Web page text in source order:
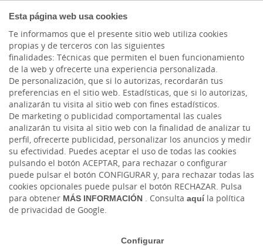
Esta página web usa cookies
Te informamos que el presente sitio web utiliza cookies
propias y de terceros con las siguientes
finalidades: Técnicas que permiten el buen funcionamiento
de la web y ofrecerte una experiencia personalizada.
De personalización, que si lo autorizas, recordarán tus
preferencias en el sitio web. Estadísticas, que si lo autorizas,
analizarán tu visita al sitio web con fines estadísticos.
De marketing o publicidad comportamental las cuales
analizarán tu visita al sitio web con la finalidad de analizar tu
perfil, ofrecerte publicidad, personalizar los anuncios y medir
su efectividad. Puedes aceptar el uso de todas las cookies
pulsando el botón ACEPTAR, para rechazar o configurar
puede pulsar el botón CONFIGURAR y, para rechazar todas las
cookies opcionales puede pulsar el botón RECHAZAR. Pulsa
para obtener MÁS INFORMACIÓN . Consulta aquíla política
de privacidad de Google.
Configurar
Actualidad
¿Cómo identificar si una
acción está
infravalorada o
sobrevalorada?
Lun, 07/07/2025 - 12:00
Aprende a detectar si una acción refleja su